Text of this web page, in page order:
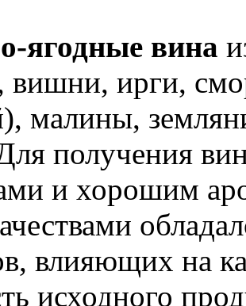
ягодные вина
вишни, ирги,
малины,
получения
и хорошим
влияющих на
исходного